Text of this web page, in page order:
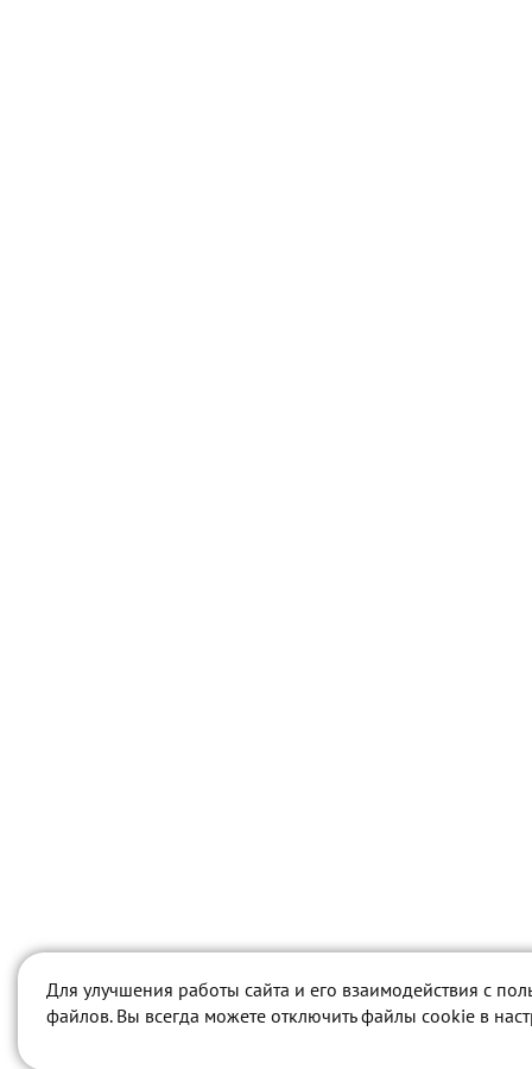
Для улучшения работы сайта и его взаимодействия с
файлов. Вы всегда можете отключить файлы cookie в